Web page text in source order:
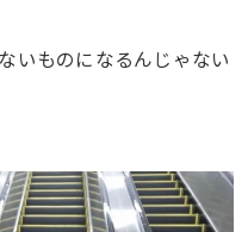
いものになるんじゃない